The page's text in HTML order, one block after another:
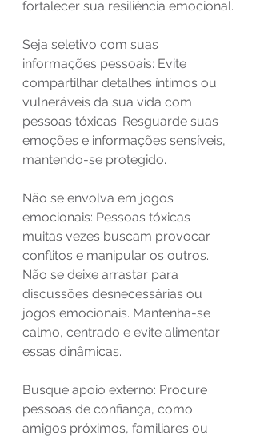
fortalecer sua resiliência emocional.
Seja seletivo com suas
informações pessoais: Evite
compartilhar detalhes íntimos ou
vulneráveis da sua vida com
pessoas tóxicas. Resguarde suas
emoções e informações sensíveis,
mantendo-se protegido.
Não se envolva em jogos
emocionais: Pessoas tóxicas
muitas vezes buscam provocar
conflitos e manipular os outros.
Não se deixe arrastar para
discussões desnecessárias ou
jogos emocionais. Mantenha-se
calmo, centrado e evite alimentar
essas dinâmicas.
Busque apoio externo: Procure
pessoas de confiança, como
amigos próximos, familiares ou